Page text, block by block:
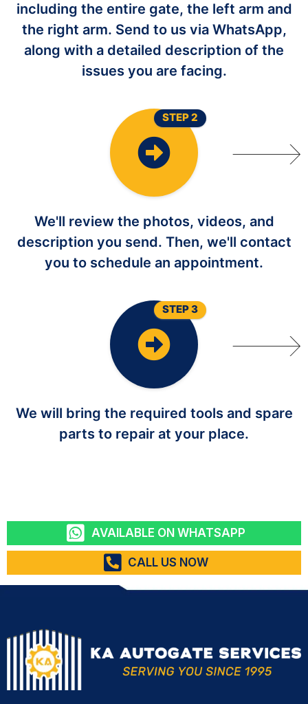
including the entire gate, the left arm and
the right arm. Send to us via WhatsApp,
along with a detailed description of the
issues you are facing.
We'll review the photos, videos, and
description you send. Then, we'll contact
you to schedule an appointment.
STEP 2
We will bring the required tools and spare
parts to repair at your place.
STEP 3
AVAILABLE ON WHATSAPP
CALL US NOW